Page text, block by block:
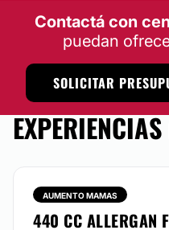
mama ya sea para
Levantar.
CONTACTAR
REDUCCIÓN DE MAMAS
de volumen mamario y
ubicación original
mama con mejor
Contactá con
puedan
SOLICITAR
AUMENTO MAMAS
440 CC ALLERGAN